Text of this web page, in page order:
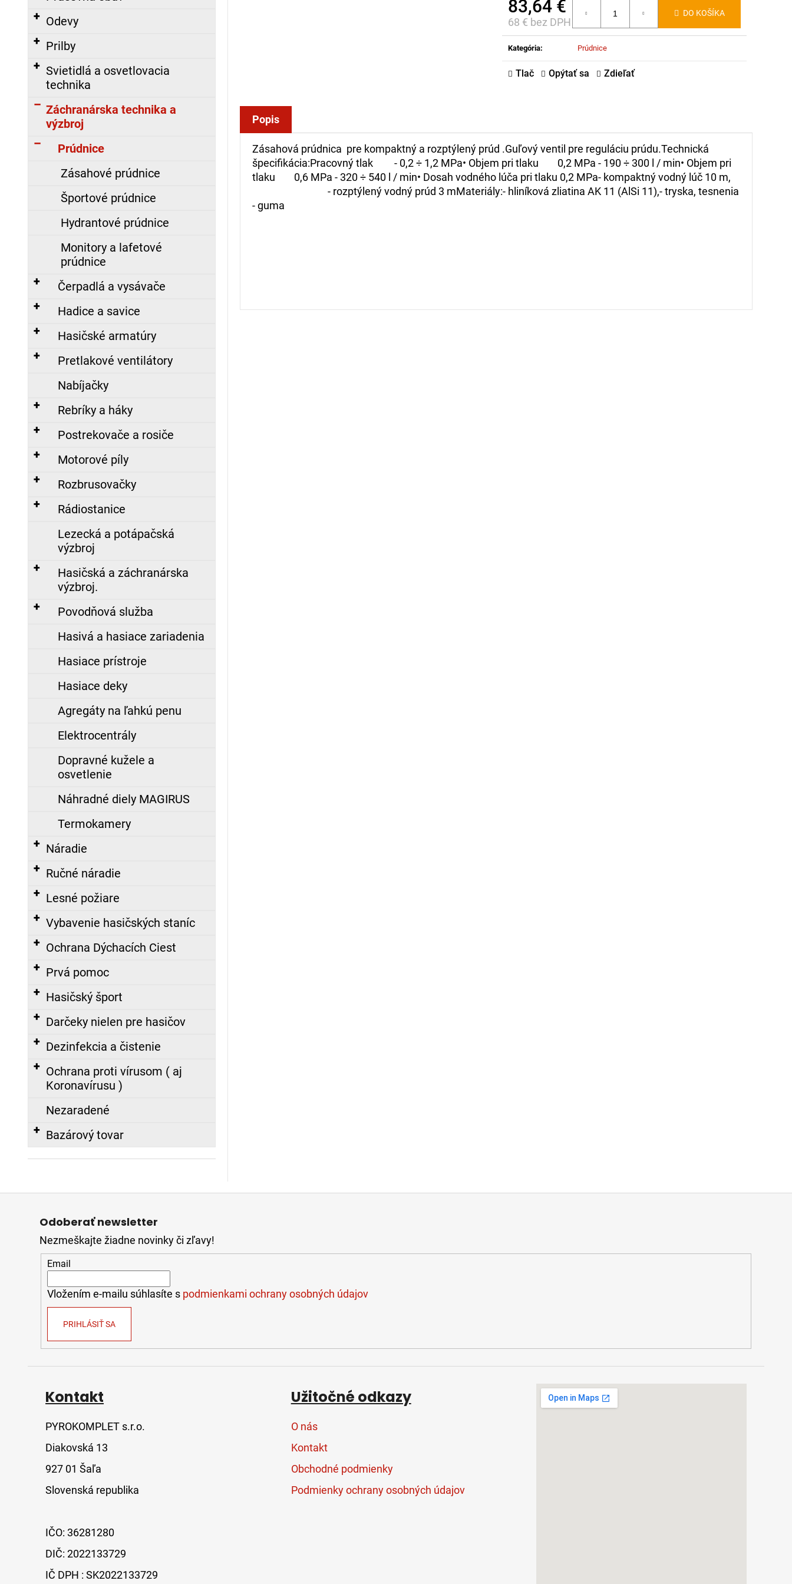
Odevy
Prilby
Svietidlá a osvetlovacia
technika
Záchranárska technika a
výzbroj
Prúdnice
Zásahové prúdnice
Športové prúdnice
Hydrantové prúdnice
Monitory a lafetové
prúdnice
Čerpadlá a vysávače
Hadice a savice
Hasičské armatúry
Pretlakové ventilátory
Nabíjačky
Rebríky a háky
Postrekovače a rosiče
Motorové píly
Rozbrusovačky
Rádiostanice
Lezecká a potápačská
výzbroj
Hasičská a záchranárska
výzbroj.
Povodňová služba
Hasivá a hasiace zariadenia
Hasiace prístroje
Hasiace deky
Agregáty na ľahkú penu
Elektrocentrály
Dopravné kužele a
osvetlenie
Náhradné diely MAGIRUS
Termokamery
Náradie
Ručné náradie
Lesné požiare
Vybavenie hasičských staníc
Ochrana Dýchacích Ciest
Prvá pomoc
Hasičský šport
Darčeky nielen pre hasičov
Dezinfekcia a čistenie
Ochrana proti vírusom ( aj
Koronavírusu )
Nezaradené
Bazárový tovar
83,64 €
68 € bez DPH
Jednotková
cena:
DO KOŠÍKA
Kategória: Prúdnice
Tlač Opýtať sa Zdieľať
Popis
Zásahová prúdnica pre kompaktný a rozptýlený prúd .Guľový ventil pre reguláciu prúdu.Technická
špecifikácia:Pracovný tlak - 0,2 ÷ 1,2 MPa• Objem pri tlaku 0,2 MPa - 190 ÷ 300 l / min• Objem pri
tlaku 0,6 MPa - 320 ÷ 540 l / min• Dosah vodného lúča pri tlaku 0,2 MPa- kompaktný vodný lúč 10 m,
- rozptýlený vodný prúd 3 mMateriály:- hliníková zliatina AK 11 (AlSi 11),- tryska, tesnenia
- guma
KRAVATA
S
DPO
VYŠITÝM
17,10
KUKLA,
23,98
€
RED
-
ĽAHKÝ
ODEV
-
NOMEX®
COMFORT
479,00
€
Z
Odoberať newsletter
Nezmeškajte žiadne novinky či zľavy!
Email
Vložením e-mailu súhlasíte s podmienkami ochrany osobných údajov
PRIHLÁSIŤ SA
Kontakt
PYROKOMPLET s.r.o.
Diakovská 13
927 01 Šaľa
Slovenská republika
IČO: 36281280
DIČ: 2022133729
IČ DPH : SK2022133729
Užitočné odkazy
O nás
Kontakt
Obchodné podmienky
Podmienky ochrany osobných údajov